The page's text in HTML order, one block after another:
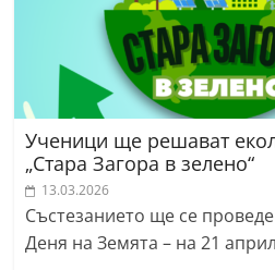
Ученици ще решават
„Стара Загора в зелено“
13.03.2026
Състезанието ще се
Деня на Земята – на 21